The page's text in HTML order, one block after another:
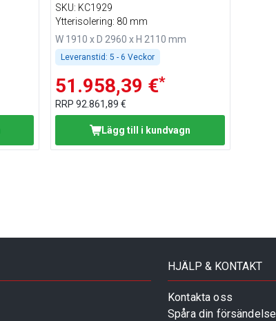
SKU: KC1929
Ytterisolering: 80 mm
W 1910 x D 2960 x H 2110 mm
Leveranstid: 5 - 6 Veckor
51.958,39 €*
RRP92.861,89 €
Lägg till i kundvagn
HJÄLP & KONTAKT
Kontakta oss
Spåra din försändelse